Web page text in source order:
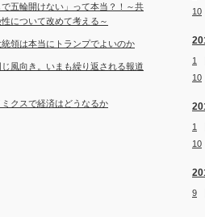
で五輪開けない」って本当？！～共
について改めて考える～
領は本当にトランプでよいのか
風向き。いまも繰り返される報道
ミクスで経済はどうなるか
10
1
10
1
10
9